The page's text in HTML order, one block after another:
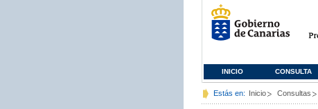
INICIO CONSULTA
Estás en: Inicio Consultas